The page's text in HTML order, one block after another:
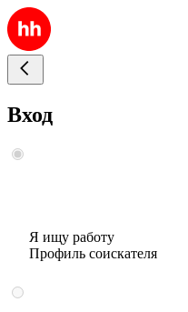
Вход
Я ищу работу
Профиль соискателя